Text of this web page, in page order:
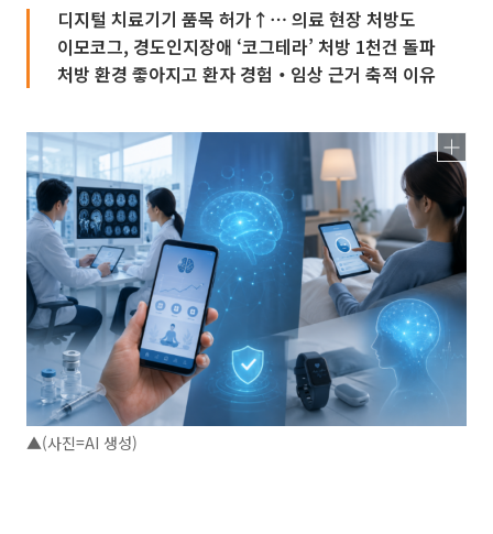
디지털 치료기기 품목 허가↑⋯ 의료 현장 처방도
이모코그, 경도인지장애 ‘코그테라’ 처방 1천건 돌파
처방 환경 좋아지고 환자 경험‧임상 근거 축적 이유
▲(사진=AI 생성)